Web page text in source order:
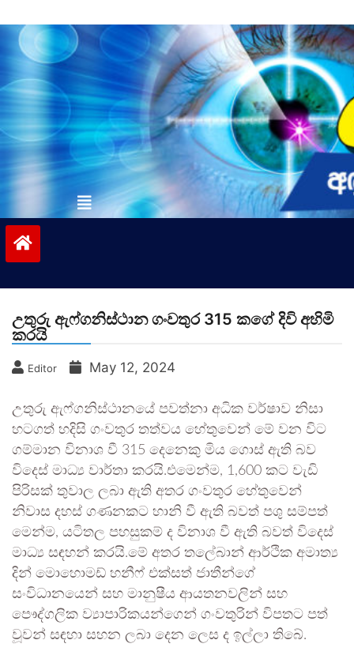
to
contentvinivida.lk
උතුරු ඇෆ්ගනිස්ථාන ගංවතුර 315 කගේ දිවි අහිමි
කරයි
Editor May 12, 2024
උතුරු ඇෆ්ගනිස්ථානයේ පවත්නා අධික වර්ෂාව නිසා
හටගත් හදිසි ගංවතුර තත්වය හේතුවෙන් මේ වන විට
ගම්මාන විනාශ වී 315 දෙනෙකු මිය ගොස් ඇති බව
විදෙස් මාධ්‍ය වාර්තා කරයි.එමෙන්ම, 1,600 කට වැඩි
පිරිසක් තුවාල ලබා ඇති අතර ගංවතුර හේතුවෙන්
නිවාස දහස් ගණනකට හානි වී ඇති බවත් පශු සම්පත්
මෙන්ම, යටිතල පහසුකම් ද විනාශ වී ඇති බවත් විදෙස්
මාධ්‍ය සඳහන් කරයි.මේ අතර තලේබාන් ආර්ථික අමාත්‍ය
දින් මොහොමඩ් හනීෆ් එක්සත් ජාතීන්ගේ
සංවිධානයෙන් සහ මානුෂීය ආයතනවලින් සහ
පෞද්ගලික ව්‍යාපාරිකයන්ගෙන් ගංවතුරින් විපතට පත්
වූවන් සඳහා සහන ලබා දෙන ලෙස ද ඉල්ලා තිබේ.